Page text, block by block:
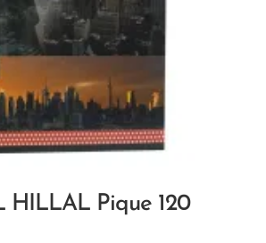
HILLAL Pique 120